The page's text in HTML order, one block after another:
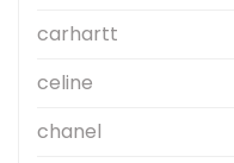
carhartt
celine
chanel